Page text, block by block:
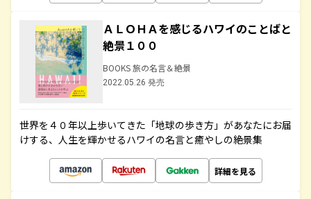
ＡＬＯＨＡを感じるハワイのことばと
絶景１００
BOOKS 旅の名言＆絶景
2022.05.26 発売
世界を４０年以上歩いてきた「地球の歩き方」があなたにお届
けする、人生を輝かせるハワイの名言と癒やしの絶景集
詳細を見る